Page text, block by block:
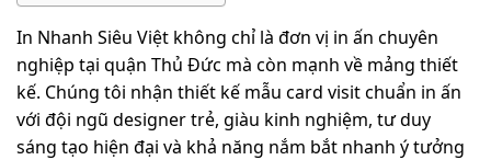
In Nhanh Siêu Việt không chỉ là đơn vị in ấn chuyên
nghiệp tại quận Thủ Đức mà còn mạnh về mảng thiết
kế. Chúng tôi nhận thiết kế mẫu card visit chuẩn in ấn
với đội ngũ designer trẻ, giàu kinh nghiệm, tư duy
sáng tạo hiện đại và khả năng nắm bắt nhanh ý tưởng